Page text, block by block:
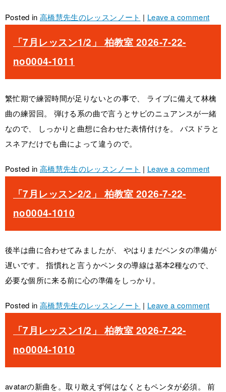
Posted in 高橋慧先生のレッスンノート | Leave a comment
「7月レッスン1/2」 柏教室 2026-7-22-
no0004-1011
繁忙期で練習時間が足りないとの事で、 ライブに備えて林檎
曲の練習回。 弾ける系の曲で言うとサビのニュアンスが一緒
なので、 しっかりと曲想に合わせた表情付けを。 バスドラと
スネアだけでも曲によって違うので。
Posted in 高橋慧先生のレッスンノート | Leave a comment
「7月レッスン2/2」 柏教室 2026-7-22-
no0004-1010
後半は曲に合わせてみましたが、 やはりまだペンタの準備が
遅いです。 指慣れと言うかペンタの導線は基本2種なので、
必要な個所に来る前に心の準備をしっかり。
Posted in 高橋慧先生のレッスンノート | Leave a comment
「7月レッスン1/2」 柏教室 2026-7-22-
no0004-1010
avatarの新曲を。取り敢えず何はなくともペンタが必須。 前